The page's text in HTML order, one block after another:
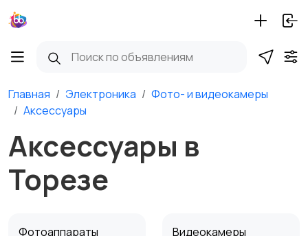
Главная Электроника
Фото- и видеокамеры
Аксессуары
Аксессуары в
Торезе
Фотоаппараты Видеокамеры